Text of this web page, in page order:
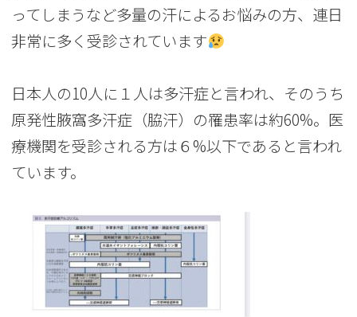
ってしまうなど多量の汗によるお悩みの方、連日
非常に多く受診されています
日本人の10人に１人は多汗症と言われ、そのうち
原発性腋窩多汗症（脇汗）の罹患率は約60%。医
療機関を受診される方は６%以下であると言われ
ています。